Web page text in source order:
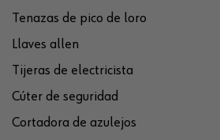
Tenazas de pico de loro
Llaves allen
Tijeras de electricista
Cúter de seguridad
Cortadora de azulejos